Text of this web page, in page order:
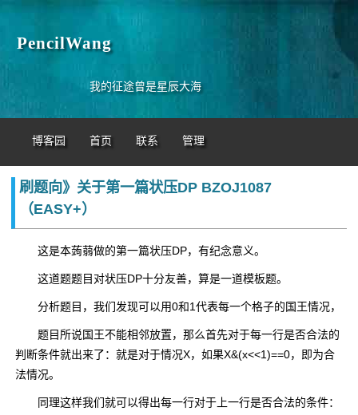
PencilWang
我的征途曾是星辰大海
博客园 首页 联系 管理
刷题向》关于第一篇状压DP BZOJ1087
（EASY+）
这是本蒟蒻做的第一篇状压DP，有纪念意义。
这道题题目对状压DP十分友善，算是一道模板题。
分析题目，我们发现可以用0和1代表每一个格子的国王情况，
题目所说国王不能相邻放置，那么首先对于每一行是否合法的
判断条件就出来了：就是对于情况X，如果X&(x<<1)==0，即为合
法情况。
同理这样我们就可以得出每一行对于上一行是否合法的条件：